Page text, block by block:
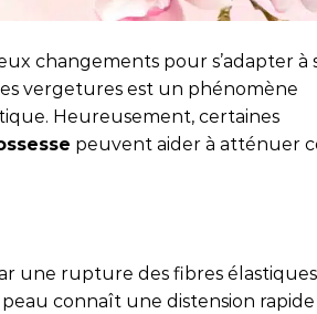
changements pour s’adapter à
vergetures est un phénomène
Heureusement, certaines
peuvent aider à atténuer
une rupture des fibres
connaît une distension rapide